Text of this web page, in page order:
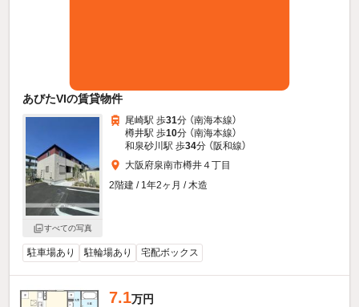
あびたVIの賃貸物件
すべての写真
尾崎駅 歩31分 （南海本線）
樽井駅 歩10分 （南海本線）
和泉砂川駅 歩34分 （阪和線）
大阪府泉南市樽井４丁目
2階建 / 1年2ヶ月 / 木造
駐車場あり 駐輪場あり 宅配ボックス
7.1万円